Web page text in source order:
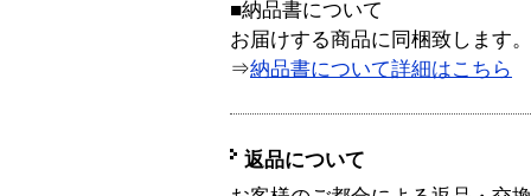
■納品書について
お届けする商品に同梱致します。
⇒納品書について詳細はこちら
返品について